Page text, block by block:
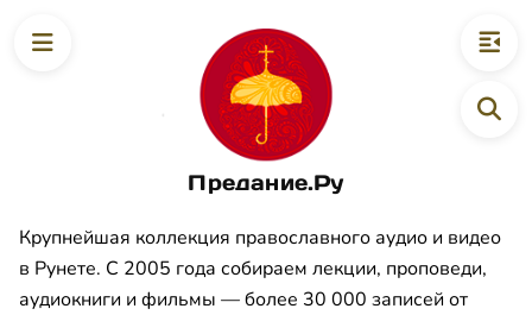
Предание.Ру
Крупнейшая коллекция православного аудио и видео
в Рунете. С 2005 года собираем лекции, проповеди,
аудиокниги и фильмы — более 30 000 записей от